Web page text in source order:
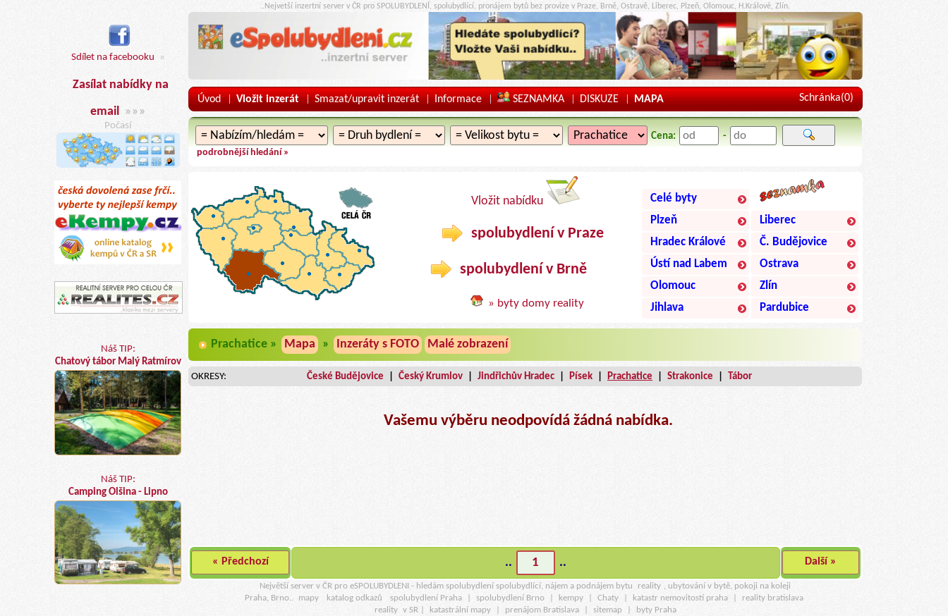
Sdílet na facebooku »
Zasílat nabídky na
email »»»
Počasí
Náš TIP:
Chatový tábor Malý Ratmírov
Náš TIP:
Camping Olšina - Lipno
..Nejvetší inzertní server v ČR pro SPOLUBYDLENÍ, spolubydlící, pronájem bytů bez provize v Praze, Brně, Ostravě, Liberec, Plzeň, Olomouc, H.Králové, Zlín.
Úvod | Vložit inzerát | Smazat/upravit inzerát | Informace | SEZNAMKA | DISKUZE | MAPA Schránka(0)
Cena: -
podrobnější hledání »
Vložit nabídku
spolubydlení v Praze
spolubydlení v Brně
» byty domy reality
Celé byty
Plzeň
Liberec
Hradec Králové
Č. Budějovice
Ústí nad Labem
Ostrava
Olomouc
Zlín
Jihlava
Pardubice
Prachatice » Mapa » Inzeráty s FOTO Malé zobrazení
OKRESY: České Budějovice Český Krumlov Jindřichův Hradec Písek Prachatice Strakonice Tábor
Vašemu výběru neodpovídá žádná nabídka.
« Předchozí .. 1 .. Další »
Největší server v ČR pro eSPOLUBYDLENI - hledám spolubydlení spolubydlící, nájem a podnájem bytu reality
, ubytování v bytě, pokoji na koleji
Praha, Brno..
mapy katalog odkazů spolubydlení Praha spolubydlení Brno kempy Chaty katastr nemovitostí praha
reality bratislava
reality v SR | katastrální mapy prenájom Bratislava sitemap
byty Praha